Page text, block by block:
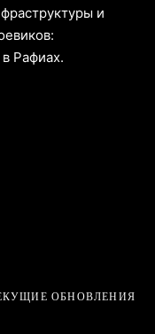
и
Рафиах.
ОБНОВЛЕНИЯ